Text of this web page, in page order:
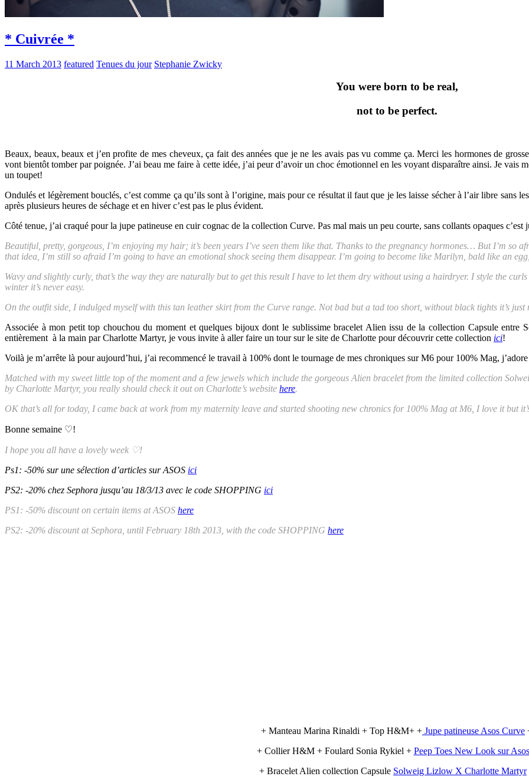
* Cuivrée *
11 March 2013 featured Tenues du jour Stephanie Zwicky
You were born to be real,
not to be perfect.
Beaux, beaux, beaux et j’en profite de mes cheveux, ça fait des années que je ne les avais pas vu comme ça. Merci les hormones de
vont bientôt tomber par poignée. J’ai beau me faire à cette idée, j’ai peur d’avoir un choc émotionnel en les voyant disparaître ainsi. Je
un toupet!
Ondulés et légèrement bouclés, c’est comme ça qu’ils sont à l’origine, mais pour ce résultat il faut que je les laisse sécher à l’air libre
après plusieurs heures de séchage et en hiver c’est pas le plus évident.
Côté tenue, j’ai craqué pour la jupe patineuse en cuir cognac de la collection Curve. Pas mal mais un peu courte, sans collants opaques c’est
Beautiful, pretty, gorgeous, I’m enjoying my hair; it’s been years I’ve seen them like that. Thanks to the pregnancy hormones… But I’m so
that idea, I’m still so afraid I’m going to have an emotional shock seeing them disappear. I’m going to become like Marilyn, bald like an
Wavy and slightly curly, that’s the way they are naturally but to get this result I have to let them dry without using a hairdryer. I style the
winter it’s never easy.
On the outfit side, I indulged myself with this tan leather skirt from the Curve range. Not bad but a tad too short, without black tights it’s just
Associée à mon petit top chouchou du moment et quelques bijoux dont le sublissime bracelet Alien issu de la collection Capsule
entièrement à la main par Charlotte Martyr, je vous invite à aller faire un tour sur le site de Charlotte pour découvrir cette collection ici!
Voilà je m’arrête là pour aujourd’hui, j’ai recommencé le travail à 100% dont le tournage de mes chroniques sur M6 pour 100% Mag,
Matched with my sweet little top of the moment and a few jewels which include the gorgeous Alien bracelet from the limited collection
by Charlotte Martyr, you really should check it out on Charlotte’s website here.
OK that’s all for today, I came back at work from my maternity leave and started shooting new chronics for 100% Mag at M6, I love it but
Bonne semaine ♡!
I hope you all have a lovely week ♡!
Ps1: -50% sur une sélection d’articles sur ASOS ici
PS2: -20% chez Sephora jusqu’au 18/3/13 avec le code SHOPPING ici
PS1: -50% discount on certain items at ASOS here
PS2: -20% discount at Sephora, until February 18th 2013, with the code SHOPPING here
+ Manteau Marina Rinaldi + Top H&M+ + Jupe patineuse Asos Curve
+ Collier H&M + Foulard Sonia Rykiel + Peep Toes New Look sur Asos
+ Bracelet Alien collection Capsule Solweig Lizlow X Charlotte Martyr